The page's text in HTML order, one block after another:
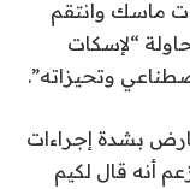
ماسك وانتقم
“لإسكات
وتحيزاته”.
بشدة إجراءات
أنه قال لكيم